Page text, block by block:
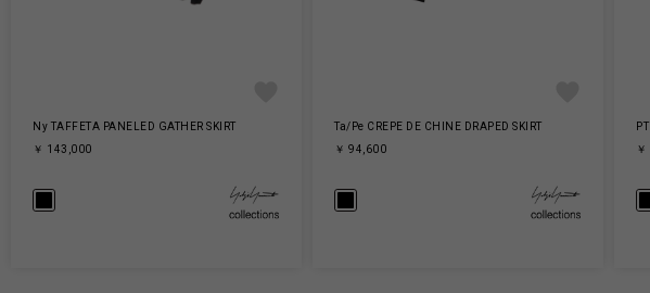
Ny TAFFETA PANELED GATHER SKIRT
￥ 143,000
Ta/Pe CREPE DE CHINE DRAPED SKIRT
￥ 94,600